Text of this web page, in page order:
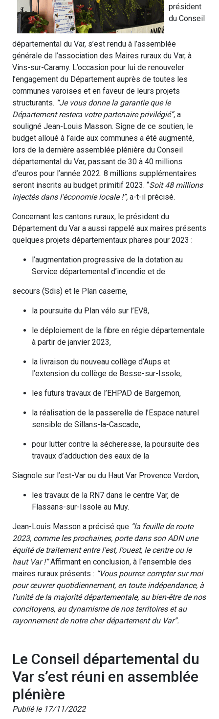
président
du Conseil
départemental du Var, s’est rendu à l’assemblée
générale de l’association des Maires ruraux du Var, à
Vins-sur-Caramy. L’occasion pour lui de renouveler
l’engagement du Département auprès de toutes les
communes varoises et en faveur de leurs projets
structurants. “Je vous donne la garantie que le
Département restera votre partenaire privilégié”, a
souligné Jean-Louis Masson. Signe de ce soutien, le
budget alloué à l’aide aux communes a été augmenté,
lors de la dernière assemblée plénière du Conseil
départemental du Var, passant de 30 à 40 millions
d’euros pour l’année 2022. 8 millions supplémentaires
seront inscrits au budget primitif 2023. “Soit 48 millions
injectés dans l’économie locale !”, a-t-il précisé.
Concernant les cantons ruraux, le président du
Département du Var a aussi rappelé aux maires présents
quelques projets départementaux phares pour 2023 :
l’augmentation progressive de la dotation au
Service départemental d’incendie et de
secours (Sdis) et le Plan caserne,
la poursuite du Plan vélo sur l’EV8,
le déploiement de la fibre en régie départementale
à partir de janvier 2023,
la livraison du nouveau collège d’Aups et
l’extension du collège de Besse-sur-Issole,
les futurs travaux de l’EHPAD de Bargemon,
la réalisation de la passerelle de l’Espace naturel
sensible de Sillans-la-Cascade,
pour lutter contre la sécheresse, la poursuite des
travaux d’adduction des eaux de la
Siagnole sur l’est-Var ou du Haut Var Provence Verdon,
les travaux de la RN7 dans le centre Var, de
Flassans-sur-Issole au Muy.
Jean-Louis Masson a précisé que “la feuille de route
2023, comme les prochaines, porte dans son ADN une
équité de traitement entre l’est, l’ouest, le centre ou le
haut Var !”Affirmant en conclusion, à l’ensemble des
maires ruraux présents : “Vous pourrez compter sur moi
pour œuvrer quotidiennement, en toute indépendance, à
l’unité de la majorité départementale, au bien-être de nos
concitoyens, au dynamisme de nos territoires et au
rayonnement de notre cher département du Var”.
Le Conseil départemental du
Var s’est réuni en assemblée
plénière
Publié le 17/11/2022